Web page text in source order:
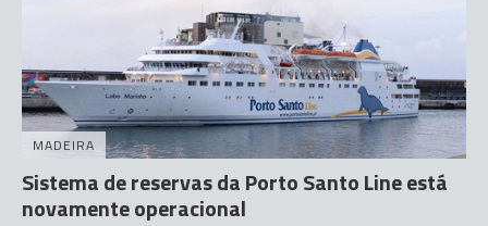
MADEIRA
Sistema de reservas da Porto Santo Line está
novamente operacional